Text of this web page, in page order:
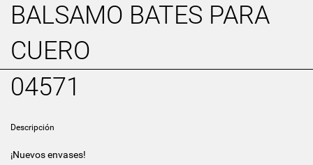
BALSAMO BATES PARA
CUERO
04571
Descripción
¡Nuevos envases!